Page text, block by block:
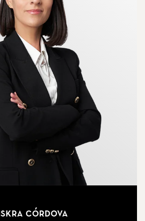
Iskra Córdova